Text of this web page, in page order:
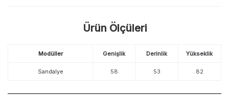
Ürün Ölçüleri
Modüller Genişlik Derinlik Yükseklik
Sandalye 58 53 82